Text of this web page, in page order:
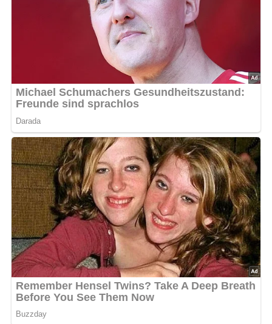
200 g Weißbrot
1 Eßlöffel Butter
1 Eßlöffel Reibesemmel
Lob, Kritik, Fragen oder Anregungen zum Rezept?
Dann hinterlasse doch bitte einen Kommentar am
Ende dieser Seite & auch eine Bewertung!
Und so wird es gemacht…
Das Weißbrot in Scheiben schneiden und in einem Ei-
Milch-Gemisch einweichen. Die Feigen wenig in
Zuckerwasser kochen und mit abgeriebener
Zitronenschale vermischen. Die Brotscheiben und das
Fruchtgemisch schichtweise in eine eingefettete und mit
Reibesemmel ausgestreute Form legen und mit Ei-Milch-